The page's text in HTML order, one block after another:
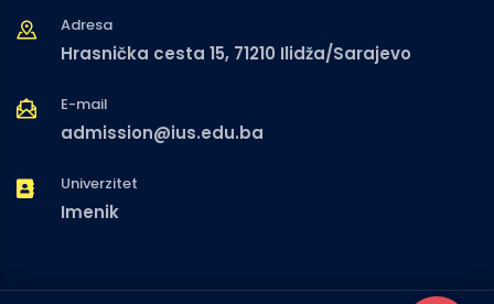
Adresa
Hrasnička cesta 15, 71210 Ilidža/Sarajevo
E-mail
admission@ius.edu.ba
Univerzitet
Imenik